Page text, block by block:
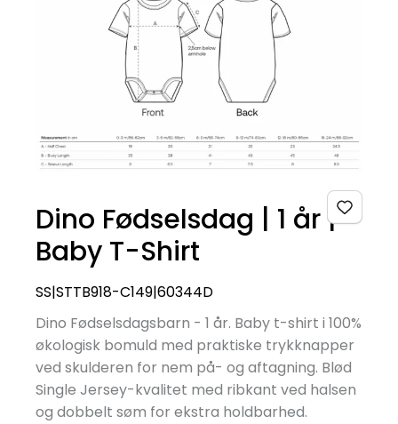
Dino Fødselsdag | 1 år |
Baby T-Shirt
SS|STTB918-C149|60344D
Dino Fødselsdagsbarn - 1 år. Baby t-shirt i 100%
økologisk bomuld med praktiske trykknapper
ved skulderen for nem på- og aftagning. Blød
Single Jersey-kvalitet med ribkant ved halsen
og dobbelt søm for ekstra holdbarhed.